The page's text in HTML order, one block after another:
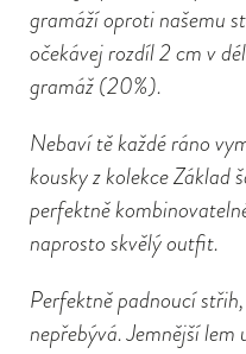
gramáží oproti našemu
očekávej rozdíl 2 cm v
gramáž (20%).
Nebaví tě každé ráno
kousky z kolekce Základ
perfektně
naprosto skvělý outfit.
Perfektně padnoucí
nepřebývá. Jemnější